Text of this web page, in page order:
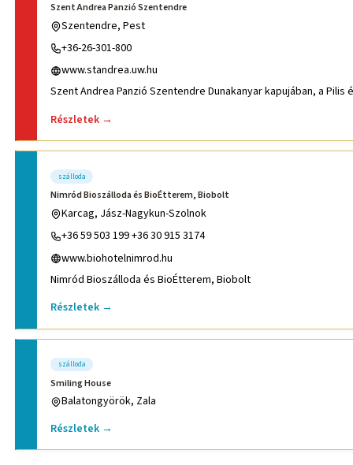
Szent Andrea Panzió Szentendre
Szentendre, Pest
+36-26-301-800
www.standrea.uw.hu
Szent Andrea Panzió Szentendre
Részletek →
szálloda
Nimród Bioszálloda és BioÉtterem, Biobolt
Karcag, Jász-Nagykun-Szolnok
+36 59 503 199 +36 30 915 3174
www.biohotelnimrod.hu
Nimród Bioszálloda és BioÉtterem, Biobolt
Részletek →
szálloda
Smiling House
Balatongyörök, Zala
Részletek →